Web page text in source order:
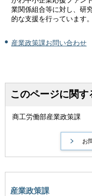
業関係組合等に対し、研
的な支援を行っています。
産業政策課お問い合わせ
このページに関
商工労働部産業政策課
産業政策課